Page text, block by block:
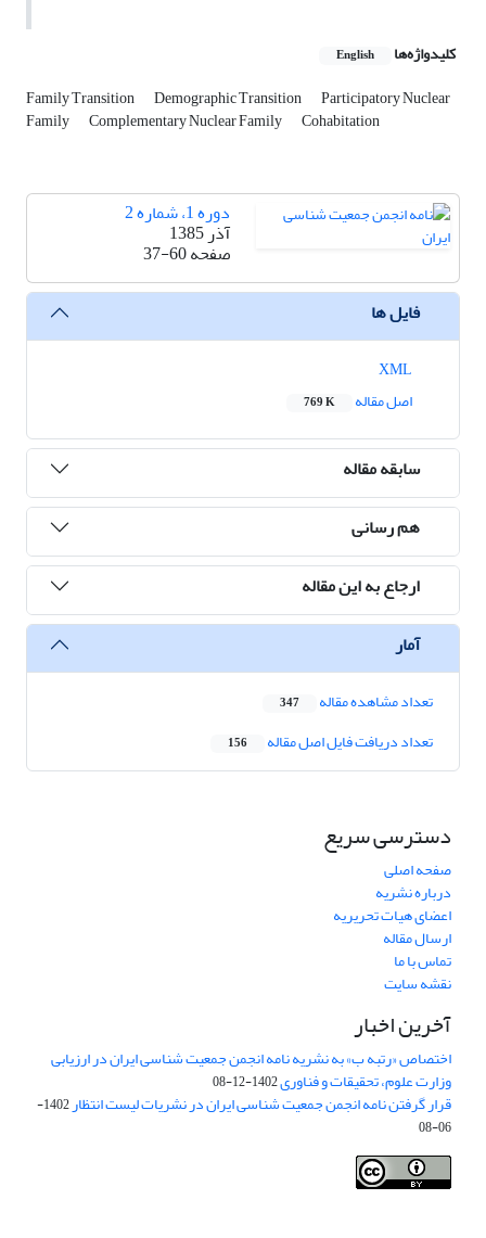
کلیدواژه‌ها English
Family Transition Demographic Transition Participatory Nuclear
Family Complementary Nuclear Family Cohabitation
دوره 1، شماره 2
آذر 1385
صفحه37-60
فایل ها
اصل مقاله
769 K
سابقه مقاله
هم رسانی
ارجاع به این مقاله
آمار
تعداد مشاهده مقاله 347
تعداد دریافت فایل اصل مقاله 156
دسترسی سریع
صفحه اصلی
درباره نشریه
اعضای هیات تحریریه
ارسال مقاله
تماس با ما
نقشه سایت
آخرین اخبار
اختصاص «رتبه ب» به نشریه نامه انجمن جمعیت شناسی ایران در ارزیابی
وزارت علوم، تحقیقات و فناوری1402-12-08
قرار گرفتن نامه انجمن جمعیت شناسی ایران در نشریات لیست انتظار
1402-
06-08